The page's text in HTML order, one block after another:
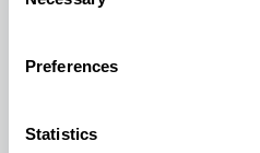
Preferences
Statistics